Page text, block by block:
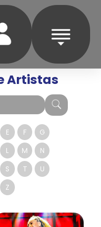
Artistas
E F
G
L M
N
S T
U
Z